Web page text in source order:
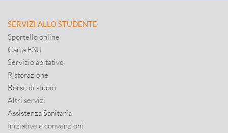
SERVIZI ALLO STUDENTE
Sportello online
Carta ESU
Servizio abitativo
Ristorazione
Borse di studio
Altri servizi
Assistenza Sanitaria
Iniziative e convenzioni